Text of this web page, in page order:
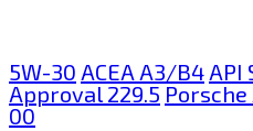
5W-30 ACEA A3/B4 API
Approval 229.5 Porsche
00